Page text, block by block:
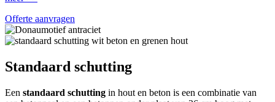
Offerte aanvragen
Standaard schutting
Een standaard schutting in hout en beton is een combinatie van